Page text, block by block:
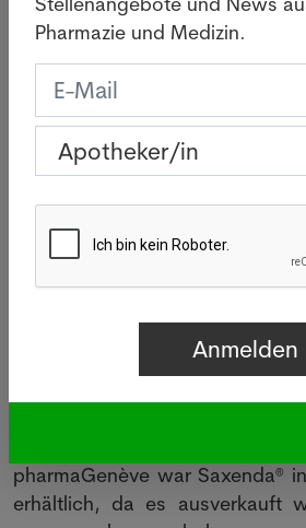
Verfügbarkeit prognostiziert
der Fehlmengen wurde
Liraglutid
Als Alternative zu Semaglutid
Frage, ein Molekül, das 2017
behandelte Patienten haben
Basel in der NZZ vom 25.
pharmaGenève war Saxenda®
erhältlich, da es ausverkauft
Pharmazie und Medizin.